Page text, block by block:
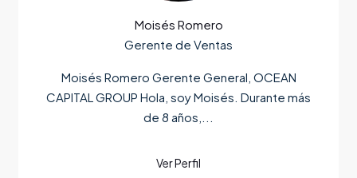
Moisés Romero
Gerente de Ventas
Moisés Romero Gerente General, OCEAN
CAPITAL GROUP Hola, soy Moisés. Durante más
de 8 años,...